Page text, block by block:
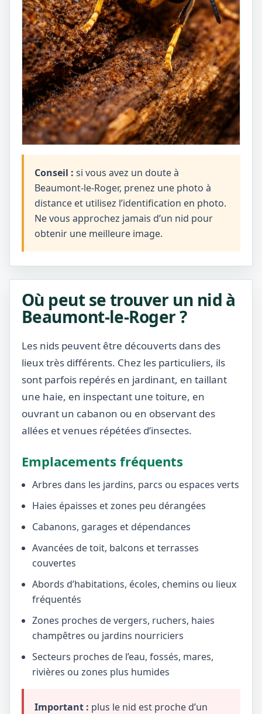
Conseil : si vous avez un doute à
Beaumont-le-Roger, prenez une photo à
distance et utilisez l’identification en photo.
Ne vous approchez jamais d’un nid pour
obtenir une meilleure image.
Où peut se trouver un nid à
Beaumont-le-Roger ?
Les nids peuvent être découverts dans des
lieux très différents. Chez les particuliers, ils
sont parfois repérés en jardinant, en taillant
une haie, en inspectant une toiture, en
ouvrant un cabanon ou en observant des
allées et venues répétées d’insectes.
Emplacements fréquents
Arbres dans les jardins, parcs ou espaces verts
Haies épaisses et zones peu dérangées
Cabanons, garages et dépendances
Avancées de toit, balcons et terrasses
couvertes
Abords d’habitations, écoles, chemins ou lieux
fréquentés
Zones proches de vergers, ruchers, haies
champêtres ou jardins nourriciers
Secteurs proches de l’eau, fossés, mares,
rivières ou zones plus humides
Important : plus le nid est proche d’un